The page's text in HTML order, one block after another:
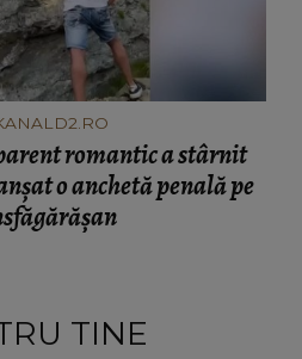
romantic a stârnit
o anchetă penală pe
TINE